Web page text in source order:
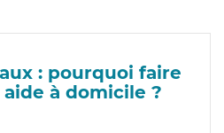
: pourquoi faire
à domicile ?